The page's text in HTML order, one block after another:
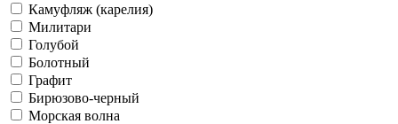
Камуфляж (карелия)
Милитари
Голубой
Болотный
Графит
Бирюзово-черный
Морская волна